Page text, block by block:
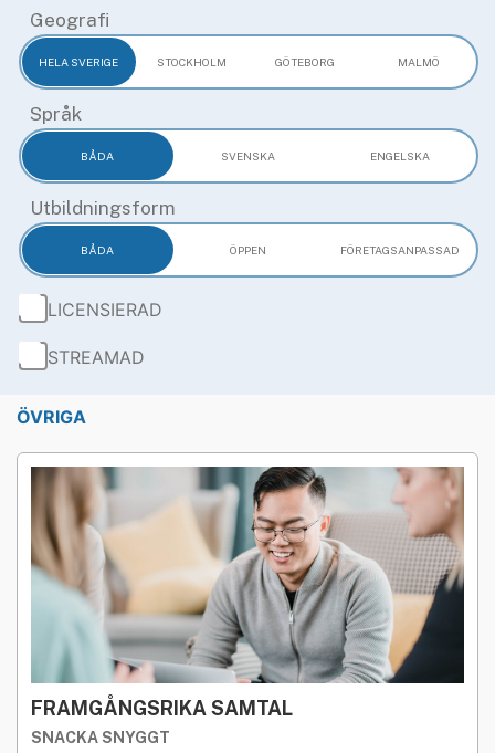
Geografi
HELA SVERIGE STOCKHOLM GÖTEBORG MALMÖ
Språk
BÅDA SVENSKA ENGELSKA
Utbildningsform
BÅDA ÖPPEN FÖRETAGS­ANPASSAD
LICENSIERAD
STREAMAD
ÖVRIGA
FRAMGÅNGSRIKA SAMTAL
SNACKA SNYGGT